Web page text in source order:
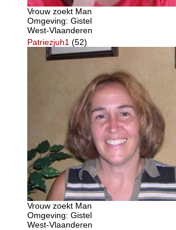
Vrouw zoekt Man
Omgeving: Gistel
West-Vlaanderen
Patriezjuh1 (52)
Vrouw zoekt Man
Omgeving: Gistel
West-Vlaanderen